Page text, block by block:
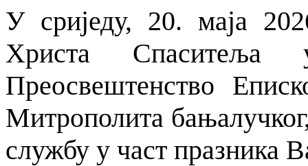
У сриједу, 20. маја
Христа
Преосвештенство
Митрополита
службу у част празника